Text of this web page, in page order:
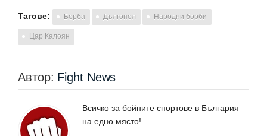
Тагове: Борба Дългопол Народни борби
Цар Калоян
Автор: Fight News
Всичко за бойните спортове в България
на едно място!